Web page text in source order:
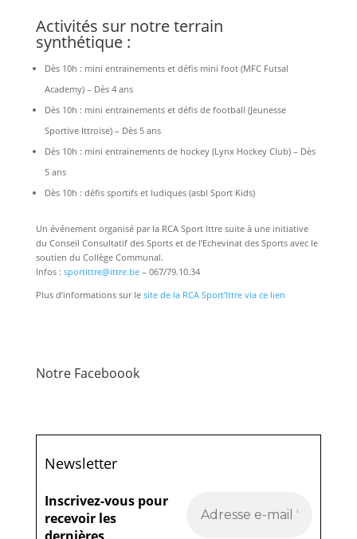
Activités sur notre terrain
synthétique :
Dès 10h : mini entrainements et défis mini foot (MFC Futsal
Academy) – Dès 4 ans
Dès 10h : mini entrainements et défis de football (Jeunesse
Sportive Ittroise) – Dès 5 ans
Dès 10h : mini entrainements de hockey (Lynx Hockey Club) – Dès
5 ans
Dès 10h : défis sportifs et ludiques (asbl Sport Kids)
Un événement organisé par la RCA Sport Ittre suite à une initiative
du Conseil Consultatif des Sports et de l’Echevinat des Sports avec le
soutien du Collège Communal.
Infos : sportittre@ittre.be – 067/79.10.34
Plus d’informations sur le site de la RCA Sport’Ittre via ce lien
Notre Faceboook
Newsletter
Inscrivez-vous pour
recevoir les